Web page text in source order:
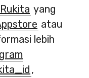
yang
atau
lebih
,